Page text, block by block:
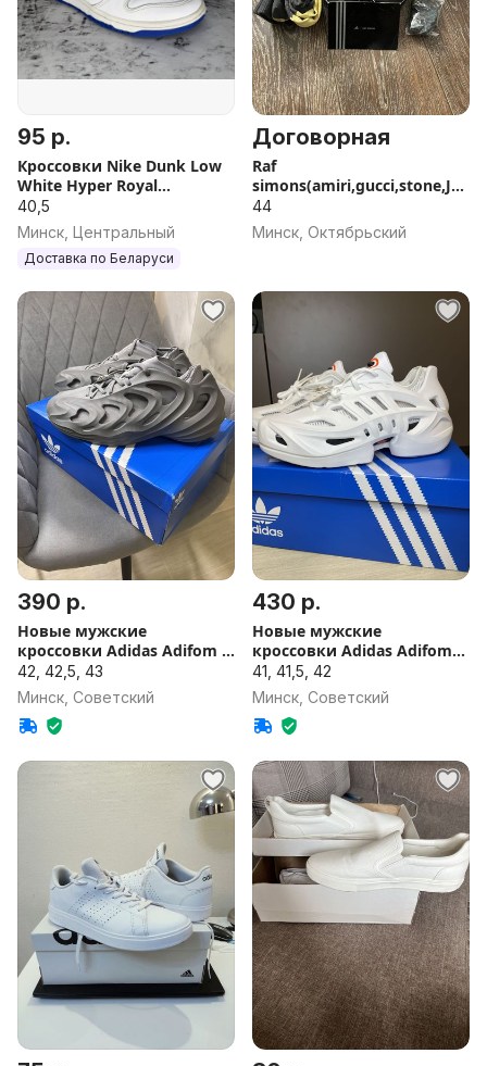
95 р.
Кроссовки Nike Dunk Low
White Hyper Royal
оригинал
40,5
Минск, Центральный
Доставка по Беларуси
Договорная
Raf
simons(amiri,gucci,stone,Jer
emy,vetements,nn9)
44
Минск, Октябрьский
390 р.
Новые мужские
кроссовки Adidas Adifom Q
Shoes
42, 42,5, 43
Минск, Советский
430 р.
Новые мужские
кроссовки Adidas Adifom
Climacool
41, 41,5, 42
Минск, Советский